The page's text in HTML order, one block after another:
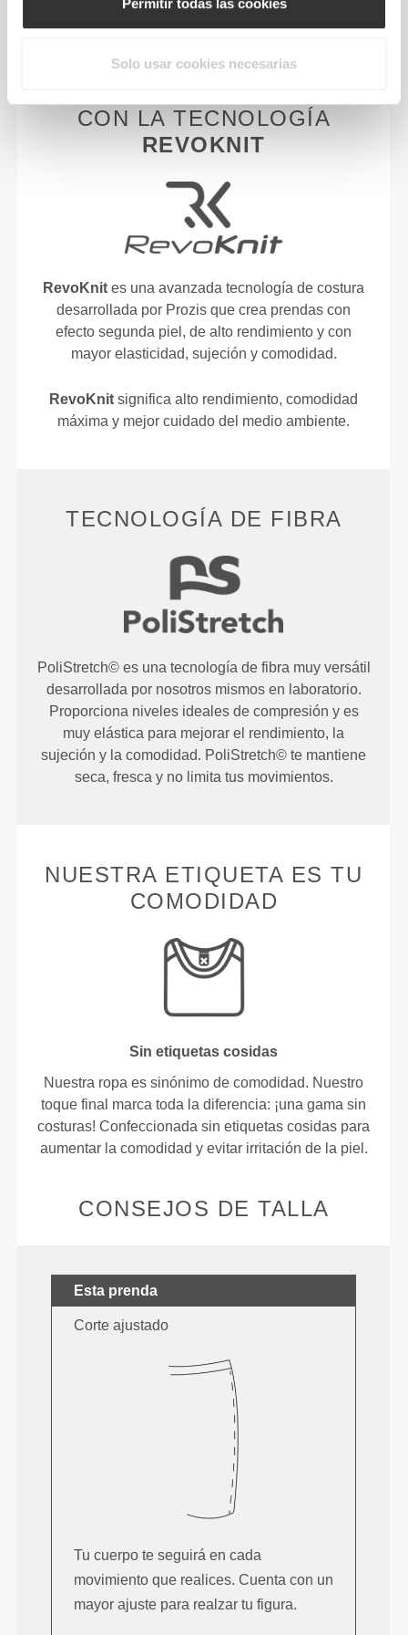
Permitir todas las cookies
Solo usar cookies necesarias
CON LA TECNOLOGÍA
REVOKNIT
RevoKnit es una avanzada tecnología de costura
desarrollada por Prozis que crea prendas con
efecto segunda piel, de alto rendimiento y con
mayor elasticidad, sujeción y comodidad.
RevoKnit significa alto rendimiento, comodidad
máxima y mejor cuidado del medio ambiente.
TECNOLOGÍA DE FIBRA
PoliStretch© es una tecnología de fibra muy versátil
desarrollada por nosotros mismos en laboratorio.
Proporciona niveles ideales de compresión y es
muy elástica para mejorar el rendimiento, la
sujeción y la comodidad. PoliStretch© te mantiene
seca, fresca y no limita tus movimientos.
NUESTRA ETIQUETA ES TU
COMODIDAD
Sin etiquetas cosidas
Nuestra ropa es sinónimo de comodidad. Nuestro
toque final marca toda la diferencia: ¡una gama sin
costuras! Confeccionada sin etiquetas cosidas para
aumentar la comodidad y evitar irritación de la piel.
CONSEJOS DE TALLA
Esta prenda
Corte ajustado
Tu cuerpo te seguirá en cada
movimiento que realices. Cuenta con un
mayor ajuste para realzar tu figura.